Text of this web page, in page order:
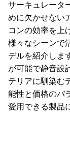
サーキュレータ
めに欠かせない
コンの効率を上
様々なシーンで
デルを紹介しま
が可能で静音設
テリアに馴染む
能性と価格のバ
愛用できる製品